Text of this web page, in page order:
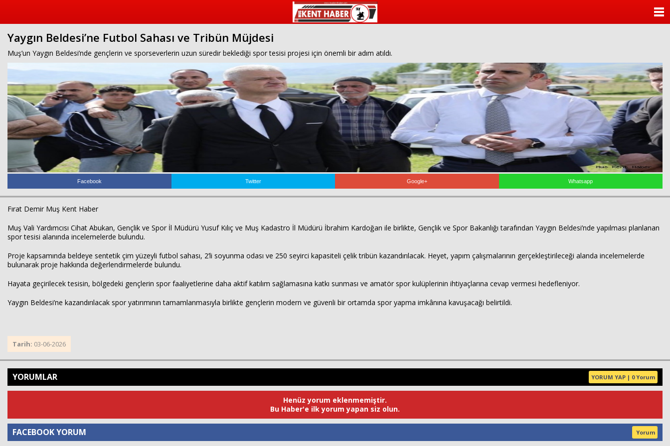
Yaygın Beldesi’ne Futbol Sahası ve Tribün Müjdesi
Muş’un Yaygın Beldesi’nde gençlerin ve sporseverlerin uzun süredir beklediği spor tesisi projesi için önemli bir adım atıldı.
Facebook Twitter Google+ Whatsapp
Fırat Demir Muş Kent Haber
Muş Vali Yardımcısı Cihat Abukan, Gençlik ve Spor İl Müdürü Yusuf Kılıç ve Muş Kadastro İl Müdürü İbrahim Kardoğan ile birlikte, Gençlik ve Spor Bakanlığı tarafından Yaygın Beldesi’nde yapılması planlanan
spor tesisi alanında incelemelerde bulundu.
Proje kapsamında beldeye sentetik çim yüzeyli futbol sahası, 2’li soyunma odası ve 250 seyirci kapasiteli çelik tribün kazandırılacak. Heyet, yapım çalışmalarının gerçekleştirileceği alanda incelemelerde
bulunarak proje hakkında değerlendirmelerde bulundu.
Hayata geçirilecek tesisin, bölgedeki gençlerin spor faaliyetlerine daha aktif katılım sağlamasına katkı sunması ve amatör spor kulüplerinin ihtiyaçlarına cevap vermesi hedefleniyor.
Yaygın Beldesi’ne kazandırılacak spor yatırımının tamamlanmasıyla birlikte gençlerin modern ve güvenli bir ortamda spor yapma imkânına kavuşacağı belirtildi.
Tarih: 03-06-2026
YORUMLAR YORUM YAP | 0 Yorum
Henüz yorum eklenmemiştir.
Bu Haber'e ilk yorum yapan siz olun.
FACEBOOK YORUM Yorum
ANKETLER
FOTO GALERİ
VİDEO GALERİ
KÜNYE